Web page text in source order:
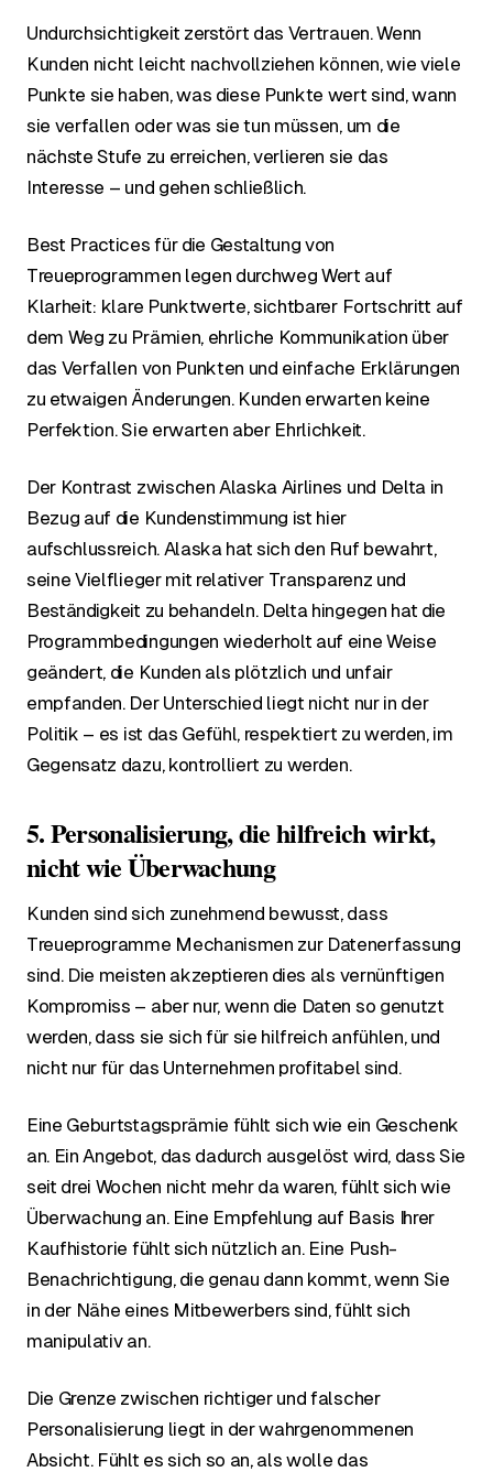
Undurchsichtigkeit zerstört das Vertrauen. Wenn
Kunden nicht leicht nachvollziehen können, wie viele
Punkte sie haben, was diese Punkte wert sind, wann
sie verfallen oder was sie tun müssen, um die
nächste Stufe zu erreichen, verlieren sie das
Interesse – und gehen schließlich.
Best Practices für die Gestaltung von
Treueprogrammen legen durchweg Wert auf
Klarheit: klare Punktwerte, sichtbarer Fortschritt auf
dem Weg zu Prämien, ehrliche Kommunikation über
das Verfallen von Punkten und einfache Erklärungen
zu etwaigen Änderungen. Kunden erwarten keine
Perfektion. Sie erwarten aber Ehrlichkeit.
Der Kontrast zwischen Alaska Airlines und Delta in
Bezug auf die Kundenstimmung ist hier
aufschlussreich. Alaska hat sich den Ruf bewahrt,
seine Vielflieger mit relativer Transparenz und
Beständigkeit zu behandeln. Delta hingegen hat die
Programmbedingungen wiederholt auf eine Weise
geändert, die Kunden als plötzlich und unfair
empfanden. Der Unterschied liegt nicht nur in der
Politik – es ist das Gefühl, respektiert zu werden, im
Gegensatz dazu, kontrolliert zu werden.
5. Personalisierung, die hilfreich wirkt,
nicht wie Überwachung
Kunden sind sich zunehmend bewusst, dass
Treueprogramme Mechanismen zur Datenerfassung
sind. Die meisten akzeptieren dies als vernünftigen
Kompromiss – aber nur, wenn die Daten so genutzt
werden, dass sie sich für sie hilfreich anfühlen, und
nicht nur für das Unternehmen profitabel sind.
Eine Geburtstagsprämie fühlt sich wie ein Geschenk
an. Ein Angebot, das dadurch ausgelöst wird, dass Sie
seit drei Wochen nicht mehr da waren, fühlt sich wie
Überwachung an. Eine Empfehlung auf Basis Ihrer
Kaufhistorie fühlt sich nützlich an. Eine Push-
Benachrichtigung, die genau dann kommt, wenn Sie
in der Nähe eines Mitbewerbers sind, fühlt sich
manipulativ an.
Die Grenze zwischen richtiger und falscher
Personalisierung liegt in der wahrgenommenen
Absicht. Fühlt es sich so an, als wolle das